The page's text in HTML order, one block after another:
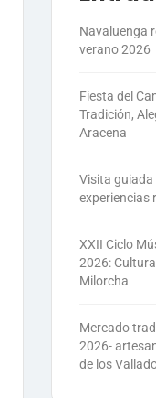
Navaluenga
verano 2026
Fiesta del
Tradición,
Aracena
Visita guiada
experiencias
XXII Ciclo
2026:
Milorcha
Mercado
2026-
de los